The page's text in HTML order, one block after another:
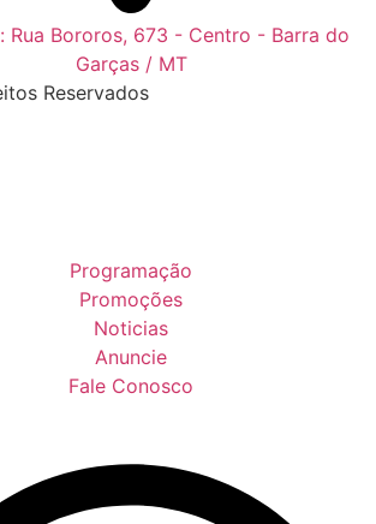
Rua Bororos, 673 - Centro - Barra do
Garças / MT
Reservados
Programação
Promoções
Noticias
Anuncie
Fale Conosco